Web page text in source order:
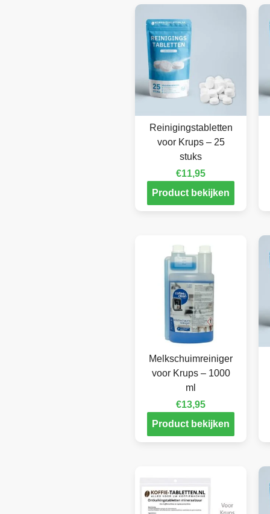
Reinigingstabletten
voor Krups – 25
stuks
€11,95
Product bekijken
Melkschuimreiniger
voor Krups – 1000
ml
€13,95
Product bekijken